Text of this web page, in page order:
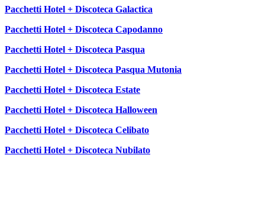
Pacchetti Hotel + Discoteca Galactica
Pacchetti Hotel + Discoteca Capodanno
Pacchetti Hotel + Discoteca Pasqua
Pacchetti Hotel + Discoteca Pasqua Mutonia
Pacchetti Hotel + Discoteca Estate
Pacchetti Hotel + Discoteca Halloween
Pacchetti Hotel + Discoteca Celibato
Pacchetti Hotel + Discoteca Nubilato